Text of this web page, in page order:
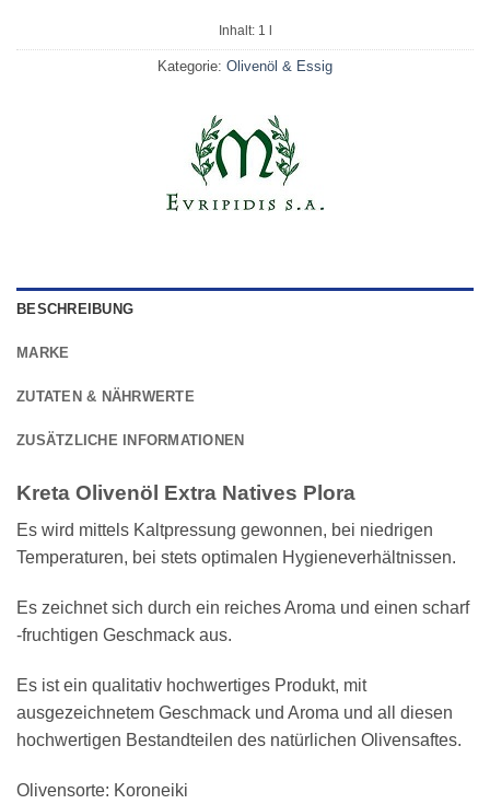
Inhalt: 1
Kategorie: Olivenöl & Essig
BESCHREIBUNG
MARKE
ZUTATEN & NÄHRWERTE
ZUSÄTZLICHE INFORMATIONEN
Kreta Olivenöl Extra Natives Plora
Es wird mittels Kaltpressung gewonnen, bei niedrigen
Temperaturen, bei stets optimalen Hygieneverhältnissen.
Es zeichnet sich durch ein reiches Aroma und einen scharf
-fruchtigen Geschmack aus.
Es ist ein qualitativ hochwertiges Produkt, mit
ausgezeichnetem Geschmack und Aroma und all diesen
hochwertigen Bestandteilen des natürlichen Olivensaftes.
Olivensorte: Koroneiki